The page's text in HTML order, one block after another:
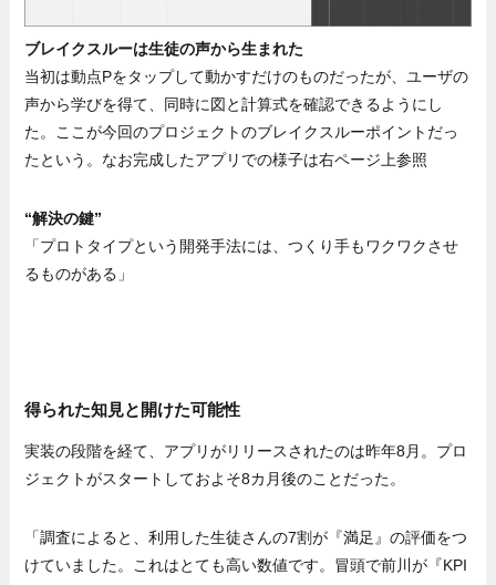
ブレイクスルーは生徒の声から生まれた
当初は動点Pをタップして動かすだけのものだったが、ユーザの
声から学びを得て、同時に図と計算式を確認できるようにし
た。ここが今回のプロジェクトのブレイクスルーポイントだっ
たという。なお完成したアプリでの様子は右ページ上参照
“解決の鍵”
「プロトタイプという開発手法には、つくり手もワクワクさせ
るものがある」
得られた知見と開けた可能性
実装の段階を経て、アプリがリリースされたのは昨年8月。プロ
ジェクトがスタートしておよそ8カ月後のことだった。
「調査によると、利用した生徒さんの7割が『満足』の評価をつ
けていました。これはとても高い数値です。冒頭で前川が『KPI